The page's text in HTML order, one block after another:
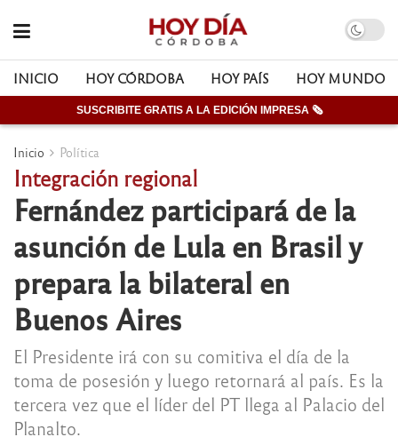
INICIO HOY CÓRDOBA HOY PAÍS HOY MUNDO
SUSCRIBITE GRATIS A LA EDICIÓN IMPRESA 🗞
Inicio Política
Integración regional
Fernández participará de la
asunción de Lula en Brasil y
prepara la bilateral en
Buenos Aires
El Presidente irá con su comitiva el día de la
toma de posesión y luego retornará al país. Es la
tercera vez que el líder del PT llega al Palacio del
Planalto.